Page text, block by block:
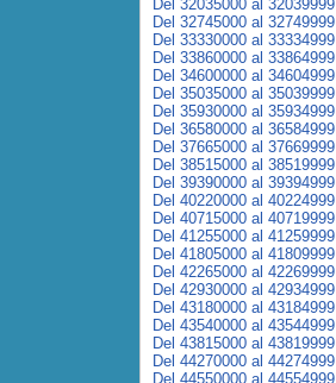
Del 32035000 al 32039999
Del 32745000 al 32749999
Del 33330000 al 33334999
Del 33860000 al 33864999
Del 34600000 al 34604999
Del 35035000 al 35039999
Del 35930000 al 35934999
Del 36580000 al 36584999
Del 37665000 al 37669999
Del 38515000 al 38519999
Del 39390000 al 39394999
Del 40220000 al 40224999
Del 40715000 al 40719999
Del 41255000 al 41259999
Del 41805000 al 41809999
Del 42265000 al 42269999
Del 42930000 al 42934999
Del 43180000 al 43184999
Del 43540000 al 43544999
Del 43815000 al 43819999
Del 44270000 al 44274999
Del 44550000 al 44554999